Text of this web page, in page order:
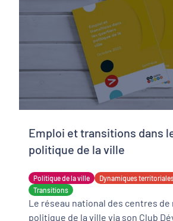
Politique de la ville
Dynamiques
Transitions
Emploi et transitions dans
politique de la ville
Le réseau national des centres
politique de la ville via son Club